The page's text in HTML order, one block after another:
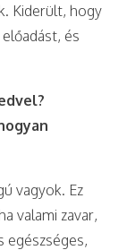
Kiderült, hogy
és
vagyok. Ez
valami zavar,
egészséges,